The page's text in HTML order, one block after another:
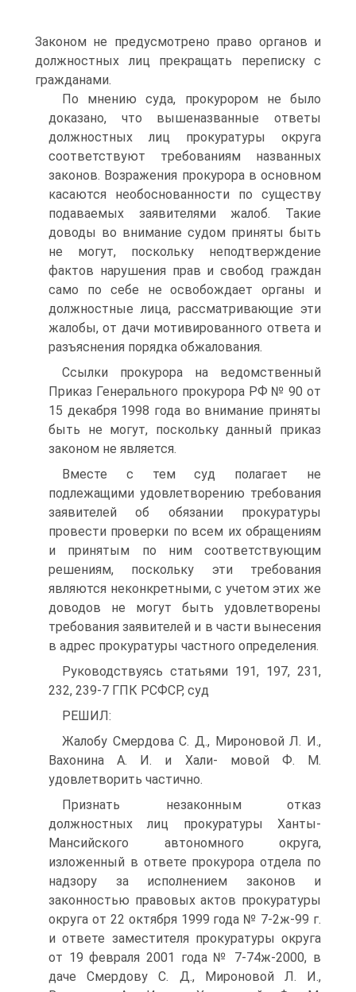
Законом не предусмотрено право органов и
должностных лиц прекращать переписку с
гражданами.
По мнению суда, прокурором не было
доказано, что вышеназванные ответы
должностных лиц прокуратуры округа
соответствуют требованиям названных
законов. Возражения прокурора в основном
касаются необоснованности по существу
подаваемых заявителями жалоб. Такие
доводы во внимание судом приняты быть
не могут, поскольку неподтверждение
фактов нарушения прав и свобод граждан
само по себе не освобождает органы и
должностные лица, рассматривающие эти
жалобы, от дачи мотивированного ответа и
разъяснения порядка обжалования.
Ссылки прокурора на ведомственный
Приказ Генерального прокурора РФ № 90 от
15 декабря 1998 года во внимание приняты
быть не могут, поскольку данный приказ
законом не является.
Вместе с тем суд полагает не
подлежащими удовлетворению требования
заявителей об обязании прокуратуры
провести проверки по всем их обращениям
и принятым по ним соответствующим
решениям, поскольку эти требования
являются неконкретными, с учетом этих же
доводов не могут быть удовлетворены
требования заявителей и в части вынесения
в адрес прокуратуры частного определения.
Руководствуясь статьями 191, 197, 231,
232, 239-7 ГПК РСФСР, суд
РЕШИЛ:
Жалобу Смердова С. Д., Мироновой Л. И.,
Вахонина А. И. и Хали- мовой Ф. М.
удовлетворить частично.
Признать незаконным отказ
должностных лиц прокуратуры Ханты-
Мансийского автономного округа,
изложенный в ответе прокурора отдела по
надзору за исполнением законов и
законностью правовых актов прокуратуры
округа от 22 октября 1999 года № 7-2ж-99 г.
и ответе заместителя прокуратуры округа
от 19 февраля 2001 года № 7-74ж-2000, в
даче Смердову С. Д., Мироновой Л. И.,